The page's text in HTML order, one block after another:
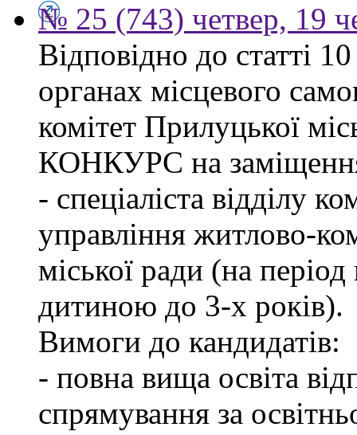
№ 25 (743) четвер, 19
Відповідно до статті
органах місцевого
комітет Прилуцької
КОНКУРС на
- спеціаліста відділу
управління житлово-
міської ради (на
дитиною до 3-х років).
Вимоги до кандидатів:
- повна вища освіта
спрямування за